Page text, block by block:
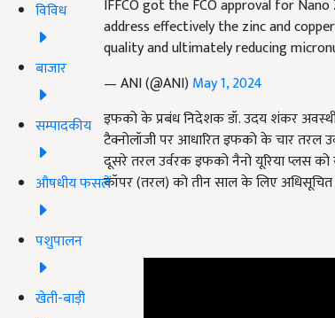
विविध
बाजार
सम्पादकीय
औषधीय फसलें
पशुपालन
खेती-बाड़ी
IFFCO got the FCO approval for
address effectively the zinc and
quality and ultimately reducing
— ANI (@ANI) May 1, 2024
इफको के प्रबंध निदेशक डॉ. उदय शंकर
टैक्नोलॉजी पर आधारित इफको के चार तरल
दूसरे तरल उर्वरक इफको नैनो यूरिया प्लस
कॉपर (तरल) को तीन साल के लिए अधिसूचित